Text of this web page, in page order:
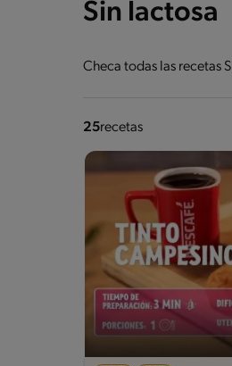
Sin lactosa
Checa todas las recetas
25recetas